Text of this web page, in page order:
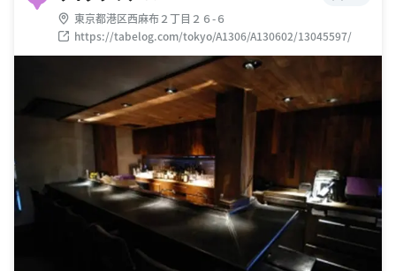
東京都港区西麻布２丁目２６-６
https://tabelog.com/tokyo/A1306/A130602/13045597/